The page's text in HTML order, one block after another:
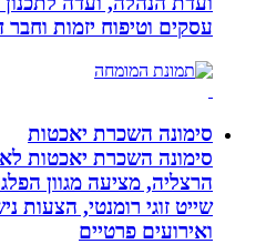
עסקים וטיפוח יזמות וחבר
סימונה השכרת יאכטות
סימונה השכרת יאכטות
הרצליה, מציעה מגוון הפלגות
שייט זוגי רומנטי, הצעות
ואירועים פרטיים